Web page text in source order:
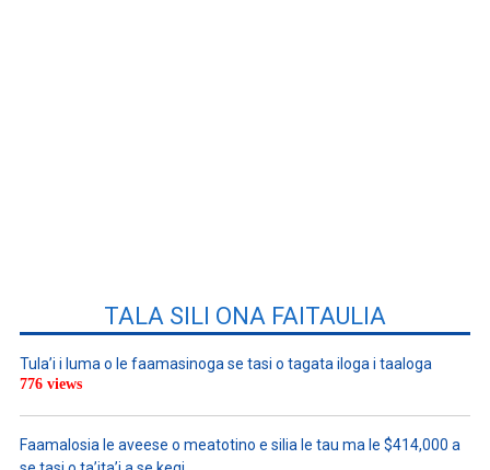
TALA SILI ONA FAITAULIA
Tula’i i luma o le faamasinoga se tasi o tagata iloga i taaloga
776 views
Faamalosia le aveese o meatotino e silia le tau ma le $414,000 a